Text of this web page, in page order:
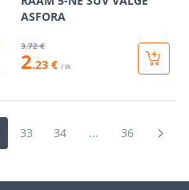
ASFORA
3.72 €
2.23 € / tk
33 34 ... 36